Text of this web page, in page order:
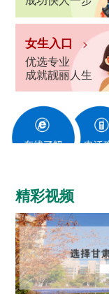
女生入口 >
优选专业
成就靓丽人生
精彩视频